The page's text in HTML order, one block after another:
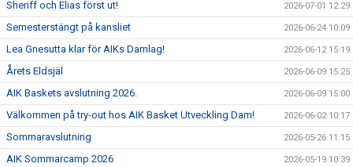
Sheriff och Elias först ut! 2026-07-01 12:29
Semesterstängt på kansliet 2026-06-24 10:09
Lea Gnesutta klar för AIKs Damlag! 2026-06-12 15:19
Årets Eldsjäl 2026-06-09 15:25
AIK Baskets avslutning 2026. 2026-06-09 15:00
Välkommen på try-out hos AIK Basket Utveckling Dam! 2026-06-02 10:17
Sommaravslutning 2026-05-26 11:15
AIK Sommarcamp 2026 2026-05-19 10:39